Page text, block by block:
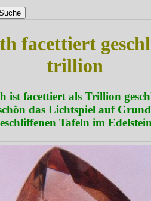
facettiert
trillion
ist facettiert als Trillion
das Lichtspiel auf
Tafeln im